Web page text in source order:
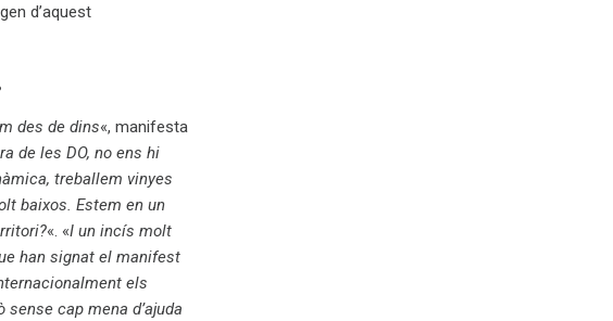
d’aquest
des de dins«, manifesta
de les DO, no ens hi
treballem vinyes
baixos. Estem en un
«. «I un incís molt
han signat el manifest
els
cap mena d’ajuda